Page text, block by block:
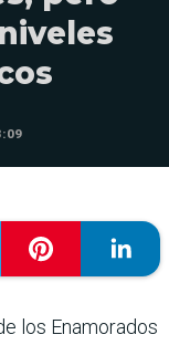
los Enamorados